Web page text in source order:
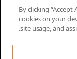
השימוש | נגישות
By clicking
cookies on your
site usage, and